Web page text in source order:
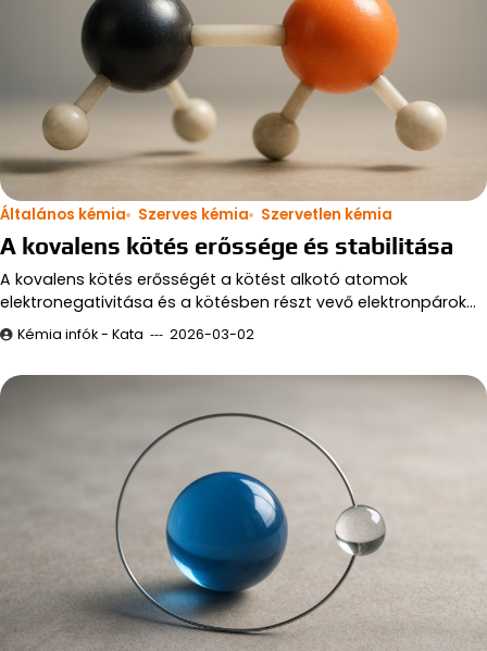
Általános kémia Szerves kémia Szervetlen kémia
A kovalens kötés erőssége és stabilitása
A kovalens kötés erősségét a kötést alkotó atomok
elektronegativitása és a kötésben részt vevő elektronpárok…
Kémia infók - Kata 2026-03-02